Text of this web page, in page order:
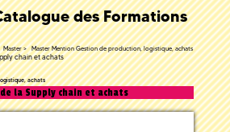
des Formations
Master Master Mention Gestion de production, logistique, achats
chain et achats
achats
la Supply chain et achats